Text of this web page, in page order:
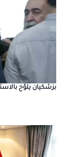
بزشكيان يلوّح